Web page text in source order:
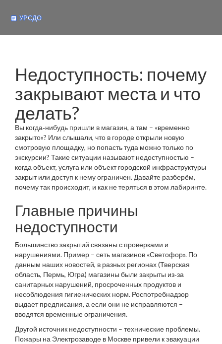
Недоступность: почему
закрывают места и что
делать?
Вы когда‑нибудь пришли в магазин, а там – «временно
закрыто»? Или слышали, что в городе открыли новую
смотровую площадку, но попасть туда можно только по
экскурсии? Такие ситуации называют недоступностью –
когда объект, услуга или объект городской инфраструктуры
закрыт или доступ к нему ограничен. Давайте разберём,
почему так происходит, и как не теряться в этом лабиринте.
Главные причины
недоступности
Большинство закрытий связаны с проверками и
нарушениями. Пример – сеть магазинов «Светофор». По
данным наших новостей, в разных регионах (Тверская
область, Пермь, Югра) магазины были закрыты из‑за
санитарных нарушений, просроченных продуктов и
несоблюдения гигиенических норм. Роспотребнадзор
выдает предписания, а если они не исправляются –
вводятся временные ограничения.
Другой источник недоступности – технические проблемы.
Пожары на Электрозаводе в Москве привели к эвакуации